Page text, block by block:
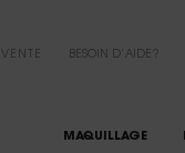
BESOIN D’AIDE?
MAQUILLAGE